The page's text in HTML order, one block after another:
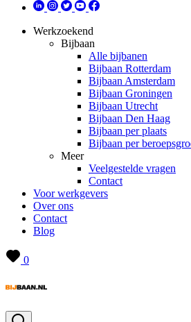
Werkzoekend
Bijbaan
Alle bijbanen
Bijbaan Rotterdam
Bijbaan Amsterdam
Bijbaan Groningen
Bijbaan Utrecht
Bijbaan Den Haag
Bijbaan per plaats
Bijbaan per
Meer
Veelgestelde vragen
Contact
Voor werkgevers
Over ons
Contact
Blog
0